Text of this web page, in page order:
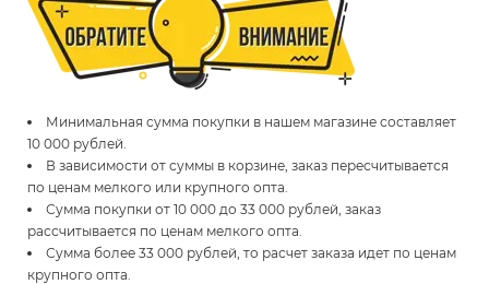
Минимальная сумма покупки в нашем магазине составляет
10 000 рублей.
В зависимости от суммы в корзине, заказ пересчитывается
по ценам мелкого или крупного опта.
Сумма покупки от 10 000 до 33 000 рублей, заказ
рассчитывается по ценам мелкого опта.
Сумма более 33 000 рублей, то расчет заказа идет по ценам
крупного опта.